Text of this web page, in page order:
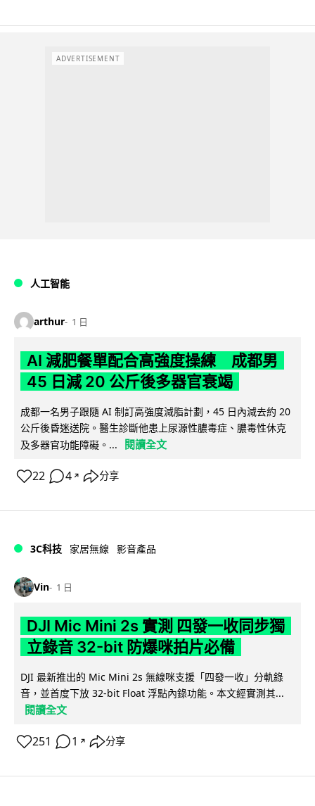
ADVERTISEMENT
人工智能
arthur 1 日
AI 減肥餐單配合高強度操練 成都男
45 日減 20 公斤後多器官衰竭
成都一名男子跟隨 AI 制訂高強度減脂計劃，45 日內減去約 20
公斤後昏迷送院。醫生診斷他患上尿源性膿毒症、膿毒性休克
及多器官功能障礙。...
閱讀全文
22 4 ↗ 分享
3C科技 家居無線 影音產品
Vin 1 日
DJI Mic Mini 2s 實測 四發一收同步獨
立錄音 32-bit 防爆咪拍片必備
DJI 最新推出的 Mic Mini 2s 無線咪支援「四發一收」分軌錄
音，並首度下放 32-bit Float 浮點內錄功能。本文經實測其...
閱讀全文
251 1 ↗ 分享